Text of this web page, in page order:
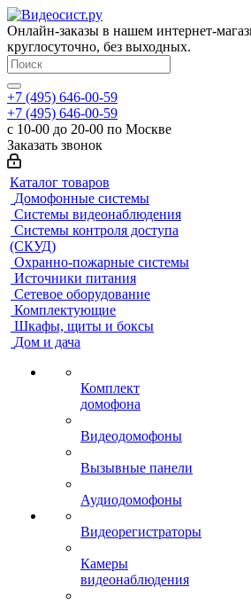
Онлайн-заказы в нашем интернет-
круглосуточно, без выходных.
+7 (495) 646-00-59
+7 (495) 646-00-59
с 10-00 до 20-00 по Москве
Заказать звонок
Каталог товаров
Домофонные системы
Системы видеонаблюдения
Системы контроля доступа
(СКУД)
Охранно-пожарные системы
Источники питания
Сетевое оборудование
Комплектующие
Шкафы, щиты и боксы
Дом и дача
Комплект
домофона
Видеодомофоны
Вызывные панели
Аудиодомофоны
Видеорегистраторы
Камеры
видеонаблюдения